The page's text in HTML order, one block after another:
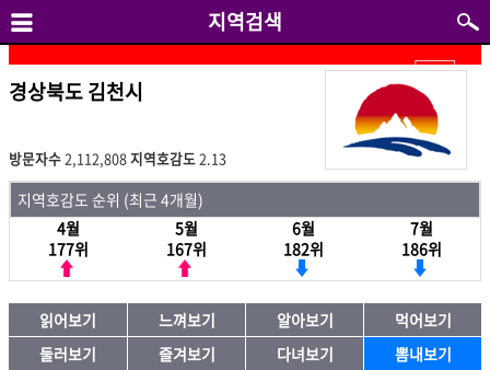
지역검색
경상북도 김천시
방문자수2,112,808지역호감도 2.13
지역호감도 순위 (최근 4개월)
4월
177위
5월
167위
6월
182위
7월
186위
읽어보기 느껴보기 알아보기
먹어보기
둘러보기
즐겨보기 다녀보기
뽐내보기